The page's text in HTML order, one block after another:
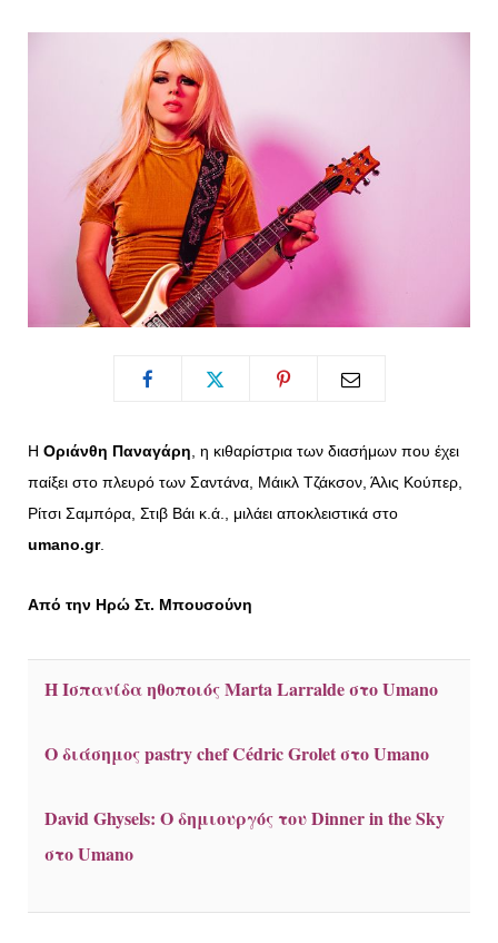
r
Η Οριάνθη Παναγάρη, η κιθαρίστρια των διασήμων που έχει
παίξει στο πλευρό των Σαντάνα, Μάικλ Τζάκσον, Άλις Κούπερ,
Ρίτσι Σαμπόρα, Στιβ Βάι κ.ά., μιλάει αποκλειστικά στο
umano.gr.
Από την Ηρώ Στ. Μπουσούνη
Η Ισπανίδα ηθοποιός Marta Larralde στο Umano
Ο διάσημος pastry chef Cédric Grolet στο Umano
David Ghysels: Ο δημιουργός του Dinner in the Sky
στο Umano